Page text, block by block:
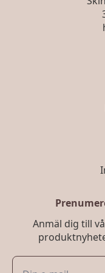
Anmäl dig till